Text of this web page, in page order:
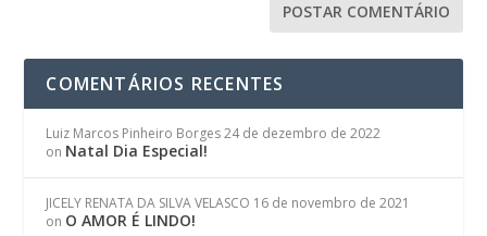
COMENTÁRIOS RECENTES
Luiz Marcos Pinheiro Borges 24 de dezembro de 2022
on Natal Dia Especial!
JICELY RENATA DA SILVA VELASCO 16 de novembro de 2021
on O AMOR É LINDO!